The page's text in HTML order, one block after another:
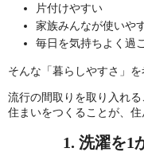
片付けやすい
家族みんなが使いや
毎日を気持ちよく過
そんな「暮らしやすさ」を
流行の間取りを取り入れ
住まいをつくることが、住
1. 洗濯を1